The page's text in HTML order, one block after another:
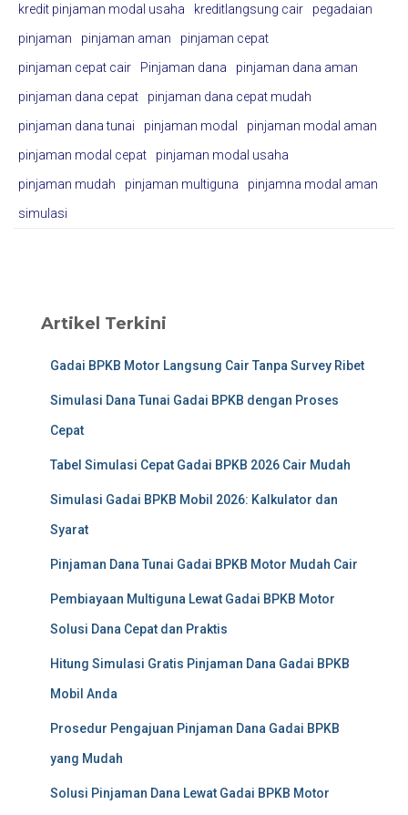
kredit pinjaman modal usaha kreditlangsung cair
pegadaian
pinjaman
pinjaman aman
pinjaman cepat
pinjaman cepat cair
Pinjaman dana
pinjaman dana aman
pinjaman dana cepat
pinjaman dana cepat mudah
pinjaman dana tunai
pinjaman modal
pinjaman modal aman
pinjaman modal cepat
pinjaman modal usaha
pinjaman mudah
pinjaman multiguna
pinjamna modal aman
simulasi
Artikel Terkini
Gadai BPKB Motor Langsung Cair Tanpa Survey Ribet
Simulasi Dana Tunai Gadai BPKB dengan Proses
Cepat
Tabel Simulasi Cepat Gadai BPKB 2026 Cair Mudah
Simulasi Gadai BPKB Mobil 2026: Kalkulator dan
Syarat
Pinjaman Dana Tunai Gadai BPKB Motor Mudah Cair
Pembiayaan Multiguna Lewat Gadai BPKB Motor
Solusi Dana Cepat dan Praktis
Hitung Simulasi Gratis Pinjaman Dana Gadai BPKB
Mobil Anda
Prosedur Pengajuan Pinjaman Dana Gadai BPKB
yang Mudah
Solusi Pinjaman Dana Lewat Gadai BPKB Motor